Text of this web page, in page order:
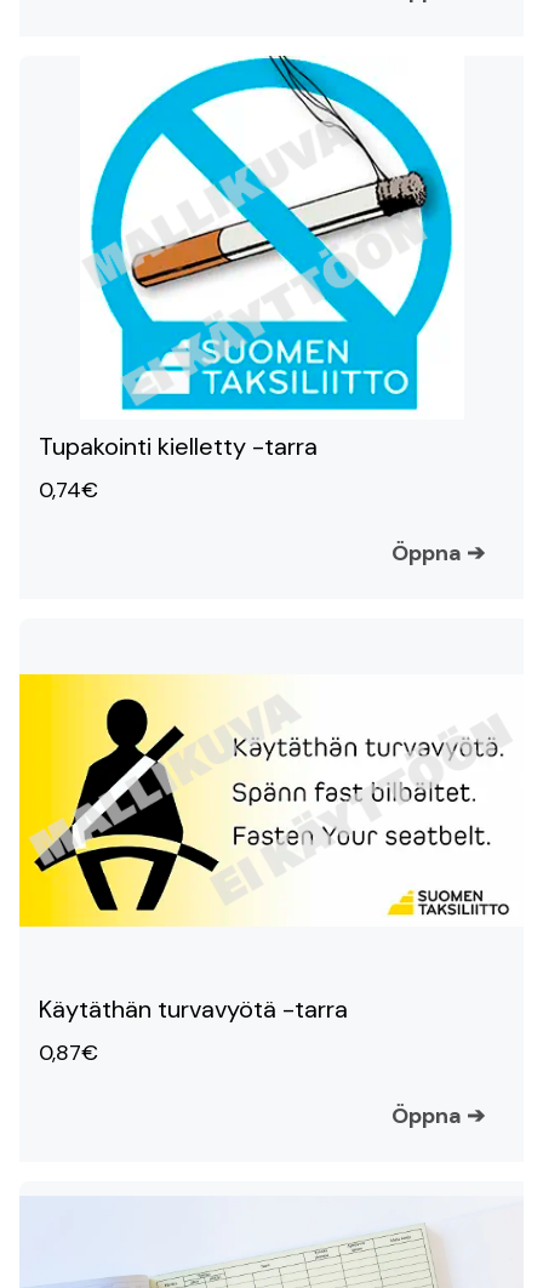
Tupakointi kielletty -tarra
0,74€
Öppna ➔
Käytäthän turvavyötä -tarra
0,87€
Öppna ➔